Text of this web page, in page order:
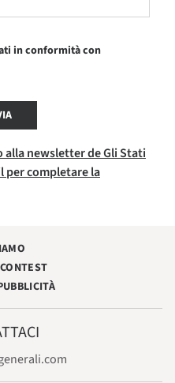
in conformità con
alla newsletter de Gli Stati
per completare la